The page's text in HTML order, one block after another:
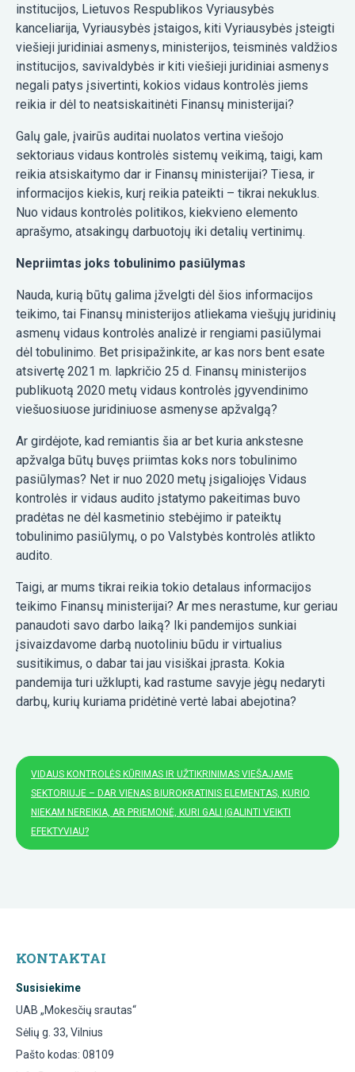
institucijos, Lietuvos Respublikos Vyriausybės
kanceliarija, Vyriausybės įstaigos, kiti Vyriausybės įsteigti
viešieji juridiniai asmenys, ministerijos, teisminės valdžios
institucijos, savivaldybės ir kiti viešieji juridiniai asmenys
negali patys įsivertinti, kokios vidaus kontrolės jiems
reikia ir dėl to neatsiskaitinėti Finansų ministerijai?
Galų gale, įvairūs auditai nuolatos vertina viešojo
sektoriaus vidaus kontrolės sistemų veikimą, taigi, kam
reikia atsiskaitymo dar ir Finansų ministerijai? Tiesa, ir
informacijos kiekis, kurį reikia pateikti – tikrai nekuklus.
Nuo vidaus kontrolės politikos, kiekvieno elemento
aprašymo, atsakingų darbuotojų iki detalių vertinimų.
Nepriimtas joks tobulinimo pasiūlymas
Nauda, kurią būtų galima įžvelgti dėl šios informacijos
teikimo, tai Finansų ministerijos atliekama viešųjų juridinių
asmenų vidaus kontrolės analizė ir rengiami pasiūlymai
dėl tobulinimo. Bet prisipažinkite, ar kas nors bent esate
atsivertę 2021 m. lapkričio 25 d. Finansų ministerijos
publikuotą 2020 metų vidaus kontrolės įgyvendinimo
viešuosiuose juridiniuose asmenyse apžvalgą?
Ar girdėjote, kad remiantis šia ar bet kuria ankstesne
apžvalga būtų buvęs priimtas koks nors tobulinimo
pasiūlymas? Net ir nuo 2020 metų įsigaliojęs Vidaus
kontrolės ir vidaus audito įstatymo pakeitimas buvo
pradėtas ne dėl kasmetinio stebėjimo ir pateiktų
tobulinimo pasiūlymų, o po Valstybės kontrolės atlikto
audito.
Taigi, ar mums tikrai reikia tokio detalaus informacijos
teikimo Finansų ministerijai? Ar mes nerastume, kur geriau
panaudoti savo darbo laiką? Iki pandemijos sunkiai
įsivaizdavome darbą nuotoliniu būdu ir virtualius
susitikimus, o dabar tai jau visiškai įprasta. Kokia
pandemija turi užklupti, kad rastume savyje jėgų nedaryti
darbų, kurių kuriama pridėtinė vertė labai abejotina?
VIDAUS KONTROLĖS KŪRIMAS IR UŽTIKRINIMAS VIEŠAJAME
SEKTORIUJE – DAR VIENAS BIUROKRATINIS ELEMENTAS, KURIO
NIEKAM NEREIKIA, AR PRIEMONĖ, KURI GALI ĮGALINTI VEIKTI
EFEKTYVIAU?
KONTAKTAI
Susisiekime
UAB „Mokesčių srautas“
Sėlių g. 33, Vilnius
Pašto kodas: 08109